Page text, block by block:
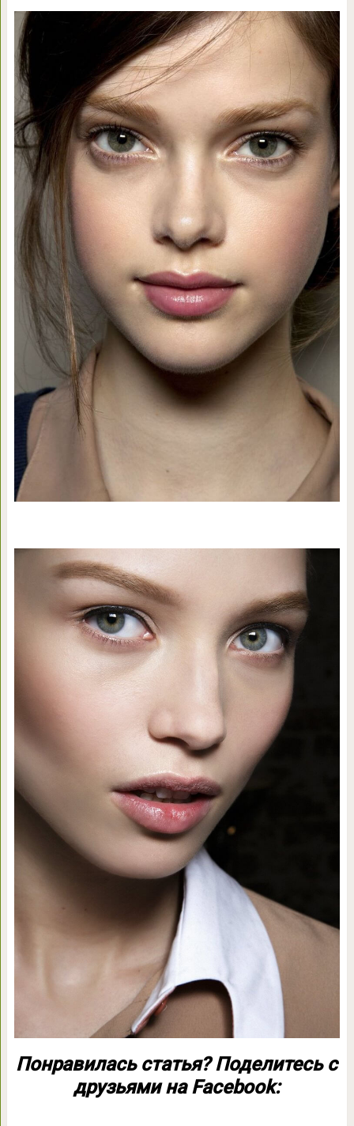
Понравилась статья? Поделитесь с
друзьями на Facebook: